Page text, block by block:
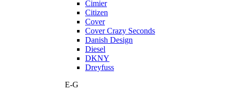
Cimier
Citizen
Cover
Cover Crazy Seconds
Danish Design
Diesel
DKNY
Dreyfuss
E-G